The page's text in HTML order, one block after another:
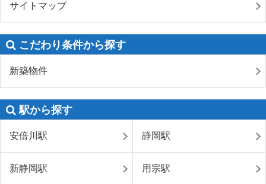
サイトマップ
こだわり条件から探す
新築物件
駅から探す
安倍川駅 静岡駅
新静岡駅 用宗駅